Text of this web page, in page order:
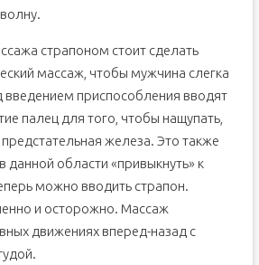
страпоном стоит сделать
массаж, чтобы мужчина слегка
введением приспособления вводят
палец для того, чтобы нащупать,
предстательная железа. Это также
области «привыкнуть» к
можно вводить страпон.
и осторожно. Массаж
движениях вперед-назад с